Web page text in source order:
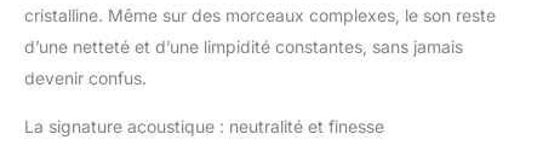
cristalline. Même sur des morceaux complexes, le son reste
d’une netteté et d’une limpidité constantes, sans jamais
devenir confus.
La signature acoustique : neutralité et finesse